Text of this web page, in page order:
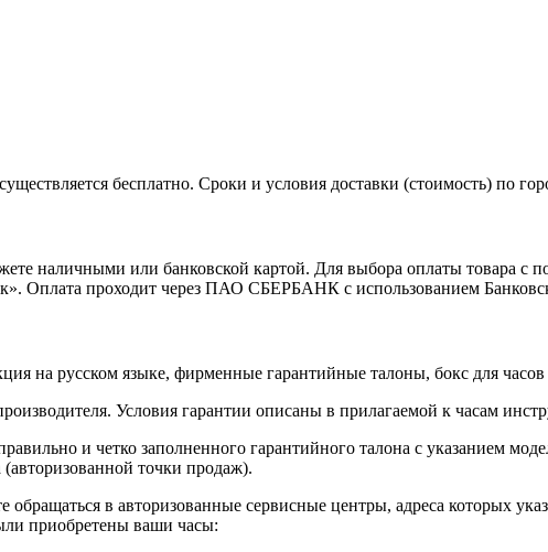
бесплатно. Сроки и условия доставки (стоимость) по
наличными или банковской картой. Для выбора оплаты товара с
Оплата проходит через ПАО СБЕРБАНК с использованием
на русском языке, фирменные гарантийные талоны, бокс для
Условия гарантии описаны в прилагаемой к часам
и четко заполненного гарантийного талона с указанием
точки продаж).
в авторизованные сервисные центры, адреса которых
приобретены ваши часы: